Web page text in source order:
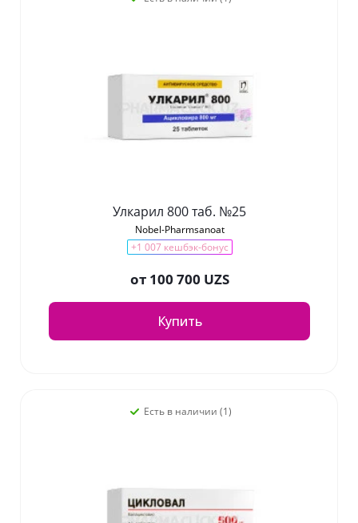
Улкарил 800 таб. №25
Nobel-Pharmsanoat
+1 007 кешбэк-бонус
от 100 700 UZS
Купить
Есть в наличии (1)